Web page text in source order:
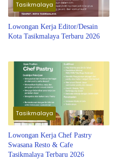
Tasikmalaya
Lowongan Kerja Editor/Desain
Kota Tasikmalaya Terbaru 2026
Tasikmalaya
Lowongan Kerja Chef Pastry
Swasana Resto & Cafe
Tasikmalaya Terbaru 2026